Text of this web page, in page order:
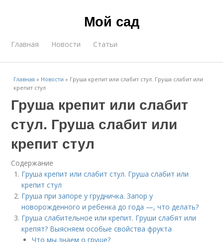
Мой сад
Главная Новости Статьи
Главная » Новости » Груша крепит или слабит стул. Груша слабит или
крепит стул
Груша крепит или слабит
стул. Груша слабит или
крепит стул
Содержание
Груша крепит или слабит стул. Груша слабит или
крепит стул
Груша при запоре у грудничка. Запор у
новорожденного и ребенка до года —, что делать?
Груша слабительное или крепит. Груши слабят или
крепят? Выясняем особые свойства фрукта
Что мы знаем о груше?